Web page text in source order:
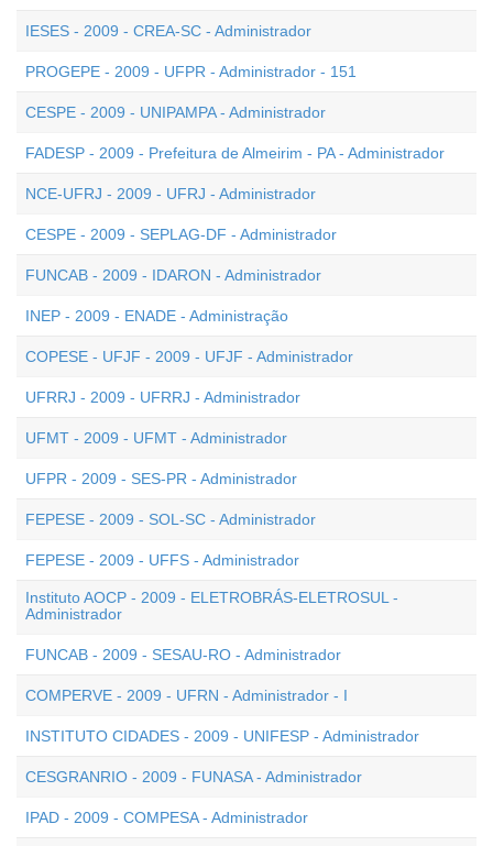
IESES - 2009 - CREA-SC - Administrador
PROGEPE - 2009 - UFPR - Administrador - 151
CESPE - 2009 - UNIPAMPA - Administrador
FADESP - 2009 - Prefeitura de Almeirim - PA - Administrador
NCE-UFRJ - 2009 - UFRJ - Administrador
CESPE - 2009 - SEPLAG-DF - Administrador
FUNCAB - 2009 - IDARON - Administrador
INEP - 2009 - ENADE - Administração
COPESE - UFJF - 2009 - UFJF - Administrador
UFRRJ - 2009 - UFRRJ - Administrador
UFMT - 2009 - UFMT - Administrador
UFPR - 2009 - SES-PR - Administrador
FEPESE - 2009 - SOL-SC - Administrador
FEPESE - 2009 - UFFS - Administrador
Instituto AOCP - 2009 - ELETROBRÁS-ELETROSUL -
Administrador
FUNCAB - 2009 - SESAU-RO - Administrador
COMPERVE - 2009 - UFRN - Administrador - I
INSTITUTO CIDADES - 2009 - UNIFESP - Administrador
CESGRANRIO - 2009 - FUNASA - Administrador
IPAD - 2009 - COMPESA - Administrador